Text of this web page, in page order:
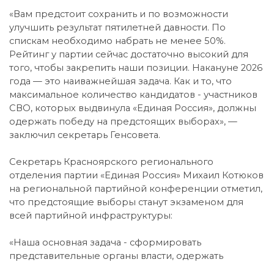
«Вам предстоит сохранить и по возможности
улучшить результат пятилетней давности. По
спискам необходимо набрать не менее 50%.
Рейтинг у партии сейчас достаточно высокий для
того, чтобы закрепить наши позиции. Накануне 2026
года — это наиважнейшая задача. Как и то, что
максимальное количество кандидатов - участников
СВО, которых выдвинула «Единая Россия», должны
одержать победу на предстоящих выборах», —
заключил секретарь Генсовета.
Секретарь Красноярского регионального
отделения партии «Единая Россия» Михаил Котюков
на региональной партийной конференции отметил,
что предстоящие выборы станут экзаменом для
всей партийной инфраструктуры:
«Наша основная задача - сформировать
представительные органы власти, одержать